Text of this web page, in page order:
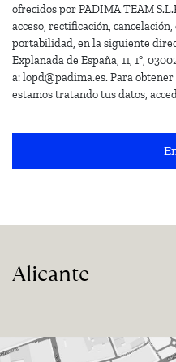
ofrecidos por PADIMA TEAM
acceso, rectificación,
portabilidad, en la siguiente
Explanada de España, 11, 1º,
a: lopd@padima.es. Para
estamos tratando tus datos,
Alicante